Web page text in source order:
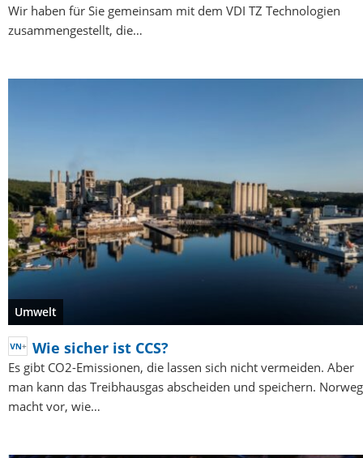
Wir haben für Sie gemeinsam mit dem VDI TZ Technologien
zusammengestellt, die…
Umwelt
Wie sicher ist CCS?
Es gibt CO2-Emissionen, die lassen sich nicht vermeiden. Aber
man kann das Treibhausgas abscheiden und speichern.
macht vor, wie…